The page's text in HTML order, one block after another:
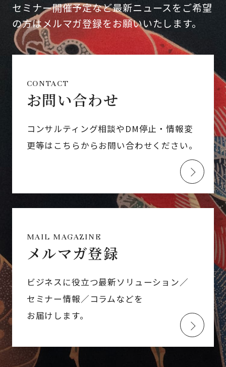
セミナー開催予定など最新ニュースをご希望
の方はメルマガ登録をお願いいたします。
CONTACT
お問い合わせ
コンサルティング相談やDM停止・情報変
更等はこちらからお問い合わせください。
MAIL MAGAZINE
メルマガ登録
ビジネスに役立つ最新ソリューション／
セミナー情報／コラムなどを
お届けします。